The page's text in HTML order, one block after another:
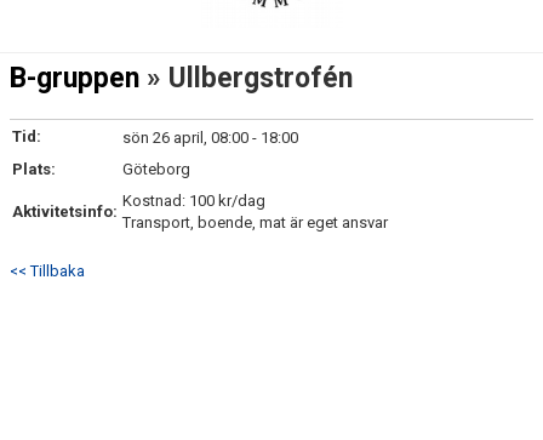
B-gruppen » Ullbergstrofén
Tid:
sön 26 april, 08:00 - 18:00
Plats:
Göteborg
Aktivitetsinfo:
Kostnad: 100 kr/dag
Transport, boende, mat är eget ansvar
<< Tillbaka